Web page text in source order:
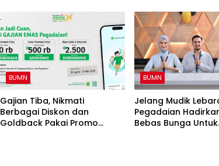
Indonesia
BUMN
Gajian Tiba, Nikmati
Berbagai Diskon dan
Goldback Pakai Promo
BUMN
Jelang Mudik
Pegadaian
Bebas Bunga Untuk